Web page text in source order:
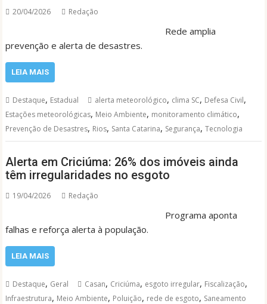
20/04/2026 Redação
Rede amplia
prevenção e alerta de desastres.
LEIA MAIS
Destaque, Estadual alerta meteorológico, clima SC, Defesa Civil,
Estações meteorológicas, Meio Ambiente, monitoramento climático,
Prevenção de Desastres, Rios, Santa Catarina, Segurança,Tecnologia
Alerta em Criciúma: 26% dos imóveis ainda
têm irregularidades no esgoto
19/04/2026 Redação
Programa aponta
falhas e reforça alerta à população.
LEIA MAIS
Destaque, Geral Casan, Criciúma, esgoto irregular, Fiscalização,
Infraestrutura, Meio Ambiente, Poluição, rede de esgoto, Saneamento